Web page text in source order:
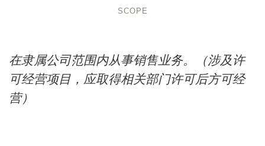
SCOPE
在隶属公司范围内从事销售业务。（涉及许
可经营项目，应取得相关部门许可后方可经
营）